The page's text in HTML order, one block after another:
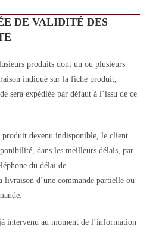
DE VALIDITÉ DES
produits dont un ou plusieurs
indiqué sur la fiche produit,
sera expédiée par défaut à l’issu de ce
produit devenu indisponible, le client
dans les meilleurs délais, par
du délai de
livraison d’une commande partielle ou
intervenu au moment de l’information